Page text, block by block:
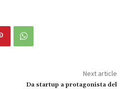
Next article
Da startup a protagonista del